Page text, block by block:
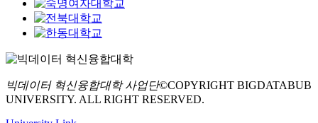
빅데이터 혁신융합대학 사업단©COPYRIGHT BIGDATABUB
UNIVERSITY. ALL RIGHT RESERVED.